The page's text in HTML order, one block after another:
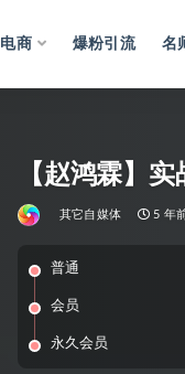
电商 爆粉引流 名
【赵鸿霖】
其它自媒体 5 年
普通
会员
永久会员